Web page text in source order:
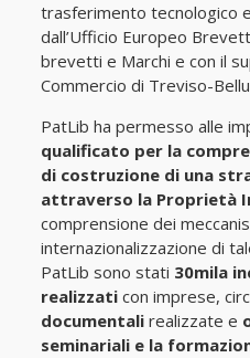
trasferimento tecnologico
dall’Ufficio Europeo
brevetti e Marchi e con il
Commercio di Treviso-
PatLib ha permesso alle
qualificato per la
di costruzione di una
attraverso la Proprietà
comprensione dei
internazionalizzazione di
PatLib sono stati 30mila
realizzaticon imprese,
documentalirealizzate e
seminariali e la